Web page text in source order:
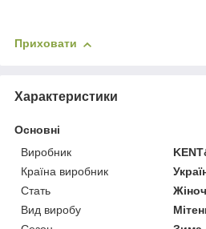
Приховати
Характеристики
Основні
Виробник
Країна виробник
Стать
Вид виробу